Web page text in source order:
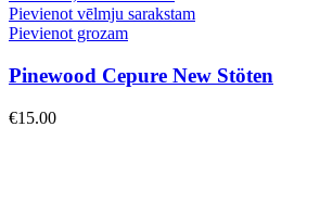
Pievienot vēlmju sarakstam
Pievienot grozam
Pinewood Cepure New Stöten
€15.00